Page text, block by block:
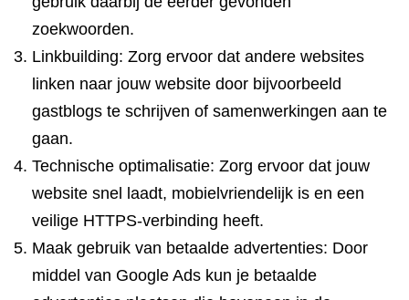
zoekwoorden.
Linkbuilding: Zorg ervoor dat andere websites
linken naar jouw website door bijvoorbeeld
gastblogs te schrijven of samenwerkingen aan te
gaan.
Technische optimalisatie: Zorg ervoor dat jouw
website snel laadt, mobielvriendelijk is en een
veilige HTTPS-verbinding heeft.
Maak gebruik van betaalde advertenties: Door
middel van Google Ads kun je betaalde